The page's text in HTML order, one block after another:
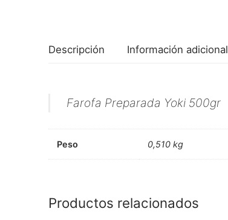
Descripción Información adicional
Farofa Preparada Yoki 500gr
Peso 0,510 kg
Productos relacionados